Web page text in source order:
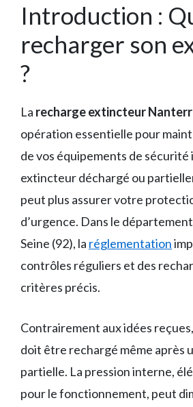
Introduction :
recharger son
?
La recharge extincteur
opération essentielle pour
de vos équipements de sécurité
extincteur déchargé ou
peut plus assurer votre
d’urgence. Dans le
Seine (92), la réglementation
contrôles réguliers et des
critères précis.
Contrairement aux idées
doit être rechargé même après
partielle. La pression interne,
pour le fonctionnement, peut